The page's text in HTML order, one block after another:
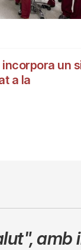
incorpora un
a la
,amb